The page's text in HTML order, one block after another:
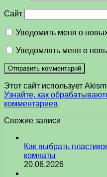
Сайт
Уведомить меня о
Уведомлять меня о
Этот сайт использует
Узнайте, как
комментариев.
Свежие записи
Как выбрать
комнаты
20.06.2026